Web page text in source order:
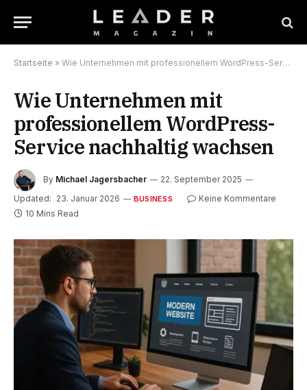
Startseite » Wie Unternehmen mit professionellem WordPress-Service nachhaltig wachsen
Wie Unternehmen mit
professionellem WordPress-
Service nachhaltig wachsen
By Michael Jagersbacher
22. September 2025
Updated: 23. Januar 2026 BUSINESS
Keine Kommentare
10 Mins Read